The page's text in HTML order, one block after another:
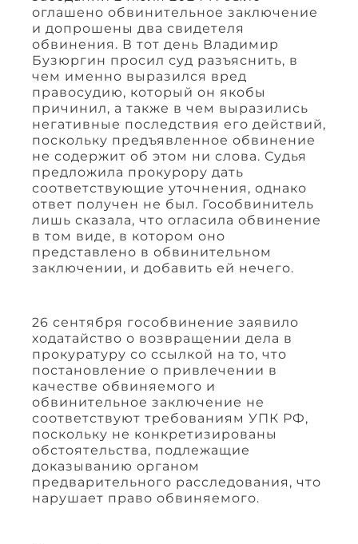
оглашено обвинительное заключение
и допрошены два свидетеля
обвинения. В тот день Владимир
Бузюргин просил суд разъяснить, в
чем именно выразился вред
правосудию, который он якобы
причинил, а также в чем выразились
негативные последствия его действий,
поскольку предъявленное обвинение
не содержит об этом ни слова. Судья
предложила прокурору дать
соответствующие уточнения, однако
ответ получен не был. Гособвинитель
лишь сказала, что огласила обвинение
в том виде, в котором оно
представлено в обвинительном
заключении, и добавить ей нечего.
26 сентября гособвинение заявило
ходатайство о возвращении дела в
прокуратуру со ссылкой на то, что
постановление о привлечении в
качестве обвиняемого и
обвинительное заключение не
соответствуют требованиям УПК РФ,
поскольку не конкретизированы
обстоятельства, подлежащие
доказыванию органом
предварительного расследования, что
нарушает право обвиняемого.